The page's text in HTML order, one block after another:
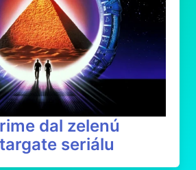
dal zelenú
seriálu